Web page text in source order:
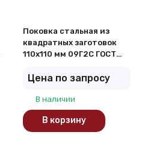
Поковка стальная из
квадратных заготовок
110х110 мм 09Г2С ГОСТ
Цена по запросу
В наличии
В корзину